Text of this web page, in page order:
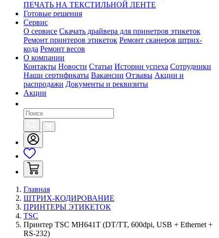
ПЕЧАТЬ НА ТЕКСТИЛЬНОЙ ЛЕНТЕ
Готовые решения
Сервис
О сервисе Скачать драйвера для принетров этикеток
Ремонт принтеров этикеток Ремонт сканеров штрих-
кода Ремонт весов
О компании
Контакты Новости Статьи Истории успеха Сотрудники
Наши сертификаты Вакансии Отзывы Акции и
распродажи Документы и реквизиты
Акции
Главная
ШТРИХ-КОДИРОВАНИЕ
ПРИНТЕРЫ ЭТИКЕТОК
TSC
Принтер TSC MH641T (DT/TT, 600dpi, USB + Ethernet +
RS-232)